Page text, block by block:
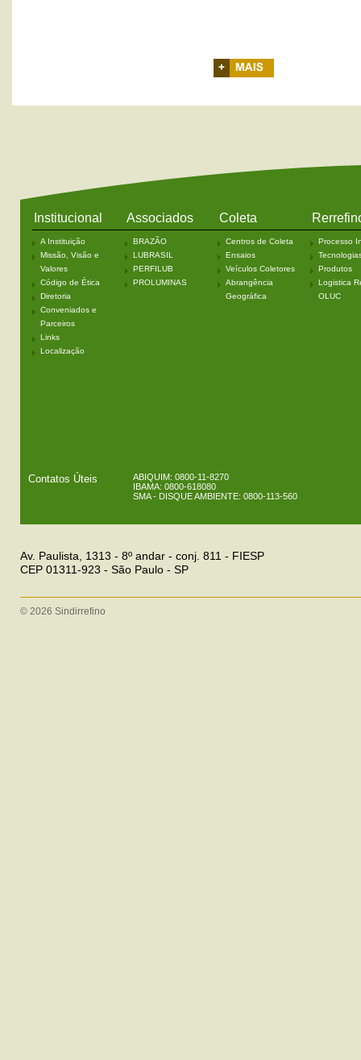
Institucional
A Instituição
Missão, Visão e
Valores
Código de Ética
Diretoria
Conveniados e
Parceiros
Links
Localização
Associados
BRAZÃO
LUBRASIL
PERFILUB
PROLUMINAS
Coleta
Centros de Coleta
Ensaios
Veículos Coletores
Abrangência
Geográfica
Processo
Produtos
Logistica
OLUC
Contatos Úteis
ABIQUIM: 0800-11-8270
IBAMA: 0800-618080
SMA - DISQUE AMBIENTE: 0800-113-560
Av. Paulista, 1313 - 8º andar - conj. 811 - FIESP
CEP 01311-923 - São Paulo - SP
© 2026 Sindirrefino